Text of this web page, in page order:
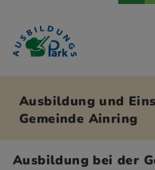
Zur Navigation springen
Zu den Hauptinhalten
Ausbildung und
Gemeinde Ainring
Ausbildung bei der